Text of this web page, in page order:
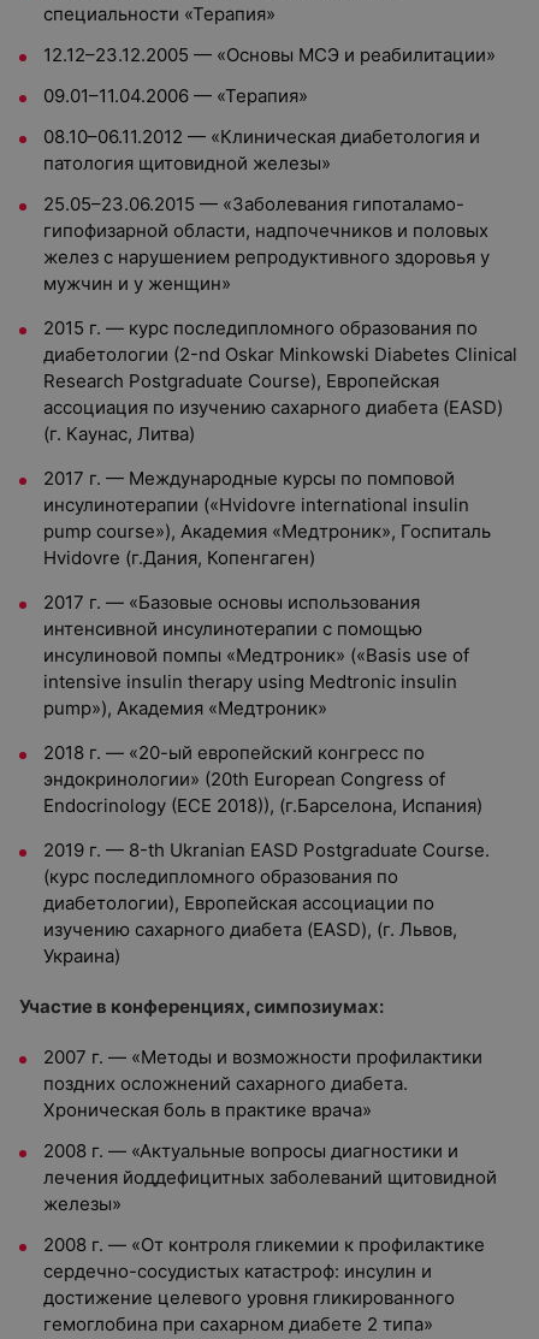
специальности «Терапия»
12.12–23.12.2005 — «Основы МСЭ и реабилитации»
09.01–11.04.2006 — «Терапия»
08.10–06.11.2012 — «Клиническая диабетология и
патология щитовидной железы»
25.05–23.06.2015 — «Заболевания гипоталамо-
гипофизарной области, надпочечников и половых
желез с нарушением репродуктивного здоровья у
мужчин и у женщин»
2015 г. — курс последипломного образования по
диабетологии (2-nd Oskar Minkowski Diabetes Clinical
Research Postgraduate Course), Европейская
ассоциация по изучению сахарного диабета (EASD)
(г. Каунас, Литва)
2017 г. — Международные курсы по помповой
инсулинотерапии («Hvidovre international insulin
pump course»), Академия «Медтроник», Госпиталь
Hvidovre (г.Дания, Копенгаген)
2017 г. — «Базовые основы использования
интенсивной инсулинотерапии с помощью
инсулиновой помпы «Медтроник» («Basis use of
intensive insulin therapy using Medtronic insulin
pump»), Академия «Медтроник»
2018 г. — «20-ый европейский конгресс по
эндокринологии» (20th European Congress of
Endocrinology (ECE 2018)), (г.Барселона, Испания)
2019 г. — 8-th Ukranian EASD Postgraduate Course.
(курс последипломного образования по
диабетологии), Европейская ассоциации по
изучению сахарного диабета (EASD), (г. Львов,
Украина)
Участие в конференциях, симпозиумах:
2007 г. — «Методы и возможности профилактики
поздних осложнений сахарного диабета.
Хроническая боль в практике врача»
2008 г. — «Актуальные вопросы диагностики и
лечения йоддефицитных заболеваний щитовидной
железы»
2008 г. — «От контроля гликемии к профилактике
сердечно-сосудистых катастроф: инсулин и
достижение целевого уровня гликированного
гемоглобина при сахарном диабете 2 типа»